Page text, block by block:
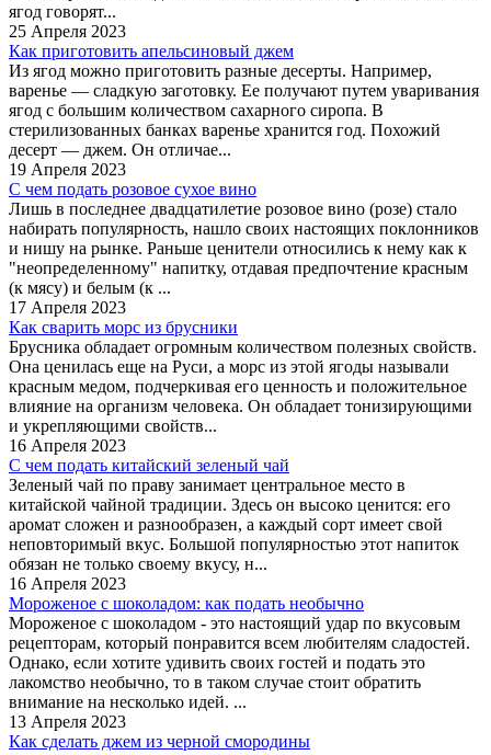
ягод говорят...
25 Апреля 2023
Как приготовить апельсиновый джем
Из ягод можно приготовить разные десерты. Например,
варенье — сладкую заготовку. Ее получают путем уваривания
ягод с большим количеством сахарного сиропа. В
стерилизованных банках варенье хранится год. Похожий
десерт — джем. Он отличае...
19 Апреля 2023
С чем подать розовое сухое вино
Лишь в последнее двадцатилетие розовое вино (розе) стало
набирать популярность, нашло своих настоящих поклонников
и нишу на рынке. Раньше ценители относились к нему как к
"неопределенному" напитку, отдавая предпочтение красным
(к мясу) и белым (к ...
17 Апреля 2023
Как сварить морс из брусники
Брусника обладает огромным количеством полезных свойств.
Она ценилась еще на Руси, а морс из этой ягоды называли
красным медом, подчеркивая его ценность и положительное
влияние на организм человека. Он обладает тонизирующими
и укрепляющими свойств...
16 Апреля 2023
С чем подать китайский зеленый чай
Зеленый чай по праву занимает центральное место в
китайской чайной традиции. Здесь он высоко ценится: его
аромат сложен и разнообразен, а каждый сорт имеет свой
неповторимый вкус. Большой популярностью этот напиток
обязан не только своему вкусу, н...
16 Апреля 2023
Мороженое с шоколадом: как подать необычно
Мороженое с шоколадом - это настоящий удар по вкусовым
рецепторам, который понравится всем любителям сладостей.
Однако, если хотите удивить своих гостей и подать это
лакомство необычно, то в таком случае стоит обратить
внимание на несколько идей. ...
13 Апреля 2023
Как сделать джем из черной смородины